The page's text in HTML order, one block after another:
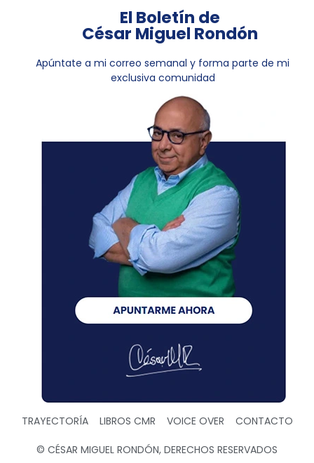
El Boletín de
César Miguel Rondón
Apúntate a mi correo semanal y forma parte de mi
exclusiva comunidad
TRAYECTORÍA LIBROS CMR VOICE OVER CONTACTO
© CÉSAR MIGUEL RONDÓN, DERECHOS RESERVADOS